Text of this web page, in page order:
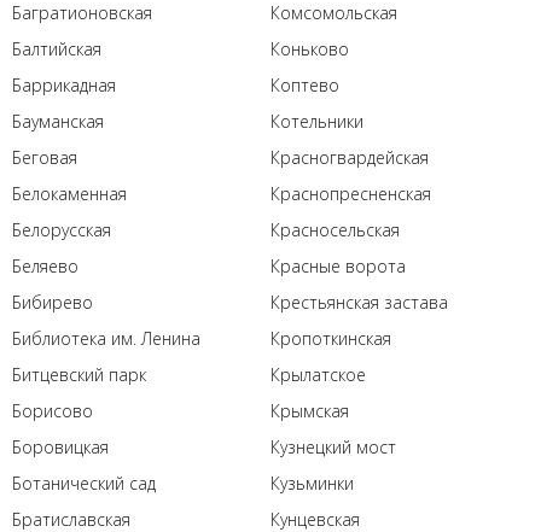
Багратионовская
Балтийская
Баррикадная
Бауманская
Беговая
Белокаменная
Белорусская
Беляево
Бибирево
Библиотека им. Ленина
Битцевский парк
Борисово
Боровицкая
Ботанический сад
Братиславская
Комсомольская
Коньково
Коптево
Котельники
Красногвардейская
Краснопресненская
Красносельская
Красные ворота
Крестьянская застава
Кропоткинская
Крылатское
Крымская
Кузнецкий мост
Кузьминки
Кунцевская